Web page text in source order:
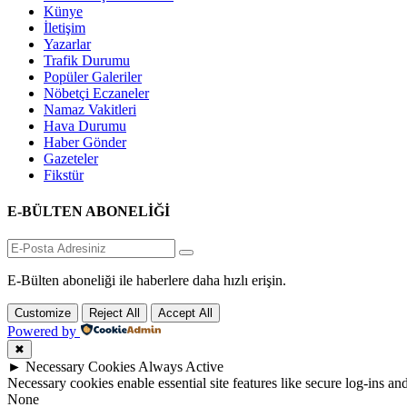
Künye
İletişim
Yazarlar
Trafik Durumu
Popüler Galeriler
Nöbetçi Eczaneler
Namaz Vakitleri
Hava Durumu
Haber Gönder
Gazeteler
Fikstür
E-BÜLTEN ABONELİĞİ
E-Bülten aboneliği ile haberlere daha hızlı erişin.
Customize Reject All Accept All
Powered by
✖
► Necessary Cookies Always Active
Necessary cookies enable essential site features like secure log-ins
None